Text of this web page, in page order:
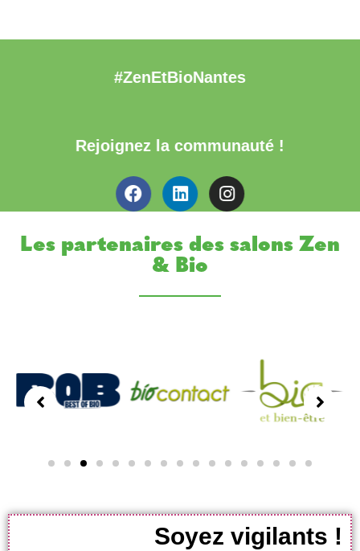
#ZenEtBioNantes
Rejoignez la communauté !
Les partenaires des salons Zen
& Bio
Soyez vigilants !